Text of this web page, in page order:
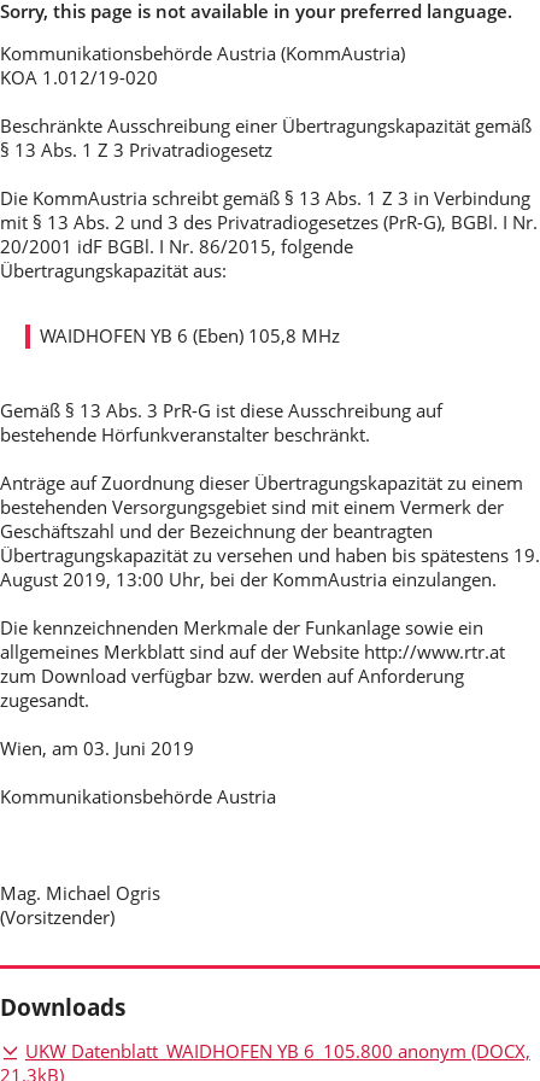
Sorry, this page is not available in your preferred language.
Kommunikationsbehörde Austria (KommAustria)
KOA 1.012/19-020
Beschränkte Ausschreibung einer Übertragungskapazität gemäß
§ 13 Abs. 1 Z 3 Privatradiogesetz
Die KommAustria schreibt gemäß § 13 Abs. 1 Z 3 in Verbindung
mit § 13 Abs. 2 und 3 des Privatradiogesetzes (PrR-G), BGBl. I Nr.
20/2001 idF BGBl. I Nr. 86/2015, folgende
Übertragungskapazität aus:
WAIDHOFEN YB 6 (Eben) 105,8 MHz
Gemäß § 13 Abs. 3 PrR-G ist diese Ausschreibung auf
bestehende Hörfunkveranstalter beschränkt.
Anträge auf Zuordnung dieser Übertragungskapazität zu einem
bestehenden Versorgungsgebiet sind mit einem Vermerk der
Geschäftszahl und der Bezeichnung der beantragten
Übertragungskapazität zu versehen und haben bis spätestens 19.
August 2019, 13:00 Uhr, bei der KommAustria einzulangen.
Die kennzeichnenden Merkmale der Funkanlage sowie ein
allgemeines Merkblatt sind auf der Website http://www.rtr.at
zum Download verfügbar bzw. werden auf Anforderung
zugesandt.
Wien, am 03. Juni 2019
Kommunikationsbehörde Austria
Mag. Michael Ogris
(Vorsitzender)
Downloads
UKW Datenblatt_WAIDHOFEN YB 6_105.800 anonym (DOCX,
21.3kB)